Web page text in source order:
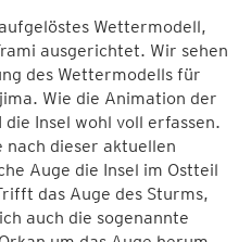
Wettermodell,
ausgerichtet. Wir sehen
des Wettermodells für
Wie die Animation der
Insel wohl voll erfassen.
nach dieser aktuellen
Auge die Insel im Ostteil
das Auge des Sturms,
auch die sogenannte